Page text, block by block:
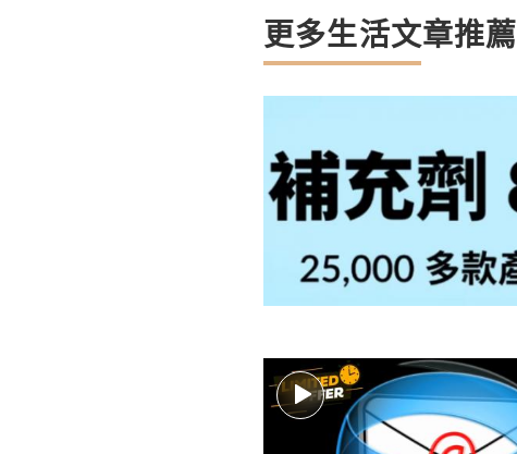
更多生活文章推薦